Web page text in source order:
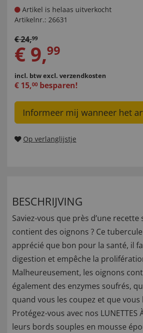
Artikel is helaas uitverkocht
Artikelnr.: 26631
€24,99
€ 9,99
incl. btwexcl. verzendkosten
€ 15,00 besparen!
Informeer mij wanneer het
Op verlanglijstje
BESCHRIJVING
Saviez-vous que près d’une recette
contient des oignons ? Ce
apprécié que bon pour la santé, il
digestion et empêche la
Malheureusement, les oignons
également des enzymes soufrés,
quand vous les coupez et que vous
Protégez-vous avec nos LUNETTES
leurs bords souples en mousse